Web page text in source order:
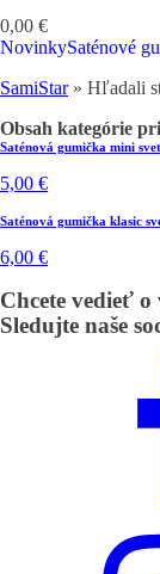
0,00 €
NovinkySaténové
SamiStar» Hľadali
Obsah kategórie
Saténová gumička mini
5,00 €
Saténová gumička klasic
6,00 €
Chcete vedieť
Sledujte naše